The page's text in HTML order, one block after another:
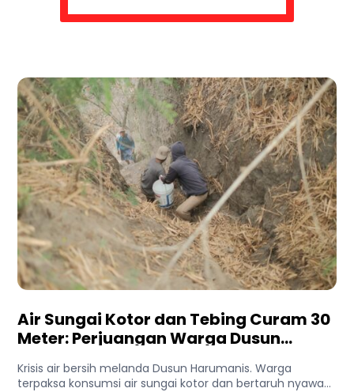
Air Sungai Kotor dan Tebing Curam 30
Meter: Perjuangan Warga Dusun
Krisis air bersih melanda Dusun Harumanis. Warga
terpaksa konsumsi air sungai kotor dan bertaruh nyawa